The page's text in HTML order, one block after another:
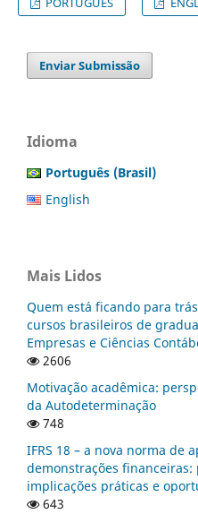
Enviar Submissão
Idioma
Português (Brasil)
English
Mais Lidos
Quem está ficando para
cursos brasileiros de
Empresas e Ciências
2606
Motivação acadêmica:
da Autodeterminação
748
IFRS 18 – a nova norma de
demonstrações
implicações práticas e
643